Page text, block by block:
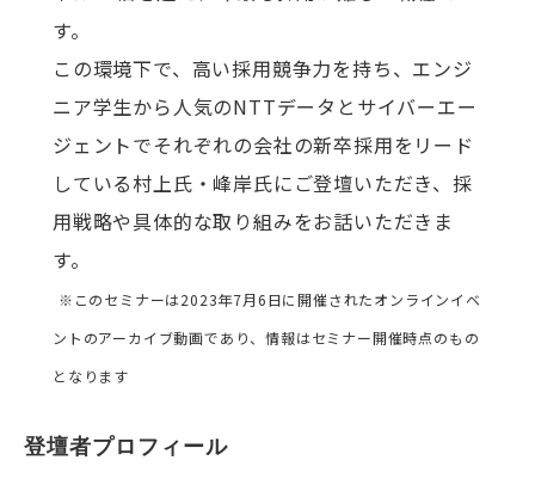
す。
この環境下で、高い採用競争力を持ち、エンジ
ニア学生から人気のNTTデータとサイバーエー
ジェントでそれぞれの会社の新卒採用をリード
している村上氏・峰岸氏にご登壇いただき、採
用戦略や具体的な取り組みをお話いただきま
す。
※このセミナーは2023年7月6日に開催されたオンラインイベ
ントのアーカイブ動画であり、情報はセミナー開催時点のもの
となります
登壇者プロフィール